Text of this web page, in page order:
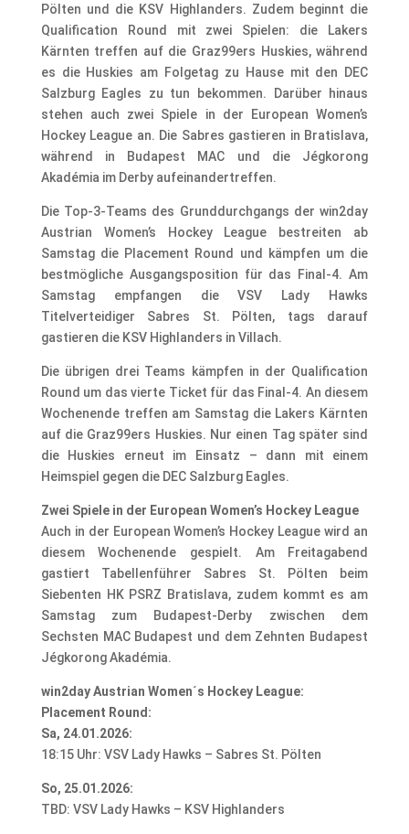
Pölten und die KSV Highlanders. Zudem beginnt die
Qualification Round mit zwei Spielen: die Lakers
Kärnten treffen auf die Graz99ers Huskies, während
es die Huskies am Folgetag zu Hause mit den DEC
Salzburg Eagles zu tun bekommen. Darüber hinaus
stehen auch zwei Spiele in der European Women’s
Hockey League an. Die Sabres gastieren in Bratislava,
während in Budapest MAC und die Jégkorong
Akadémia im Derby aufeinandertreffen.
Die Top-3-Teams des Grunddurchgangs der win2day
Austrian Women’s Hockey League bestreiten ab
Samstag die Placement Round und kämpfen um die
bestmögliche Ausgangsposition für das Final-4. Am
Samstag empfangen die VSV Lady Hawks
Titelverteidiger Sabres St. Pölten, tags darauf
gastieren die KSV Highlanders in Villach.
Die übrigen drei Teams kämpfen in der Qualification
Round um das vierte Ticket für das Final-4. An diesem
Wochenende treffen am Samstag die Lakers Kärnten
auf die Graz99ers Huskies. Nur einen Tag später sind
die Huskies erneut im Einsatz – dann mit einem
Heimspiel gegen die DEC Salzburg Eagles.
Zwei Spiele in der European Women’s Hockey League
Auch in der European Women’s Hockey League wird an
diesem Wochenende gespielt. Am Freitagabend
gastiert Tabellenführer Sabres St. Pölten beim
Siebenten HK PSRZ Bratislava, zudem kommt es am
Samstag zum Budapest-Derby zwischen dem
Sechsten MAC Budapest und dem Zehnten Budapest
Jégkorong Akadémia.
win2day Austrian Women´s Hockey League:
Placement Round:
Sa, 24.01.2026:
18:15 Uhr: VSV Lady Hawks – Sabres St. Pölten
So, 25.01.2026:
TBD: VSV Lady Hawks – KSV Highlanders